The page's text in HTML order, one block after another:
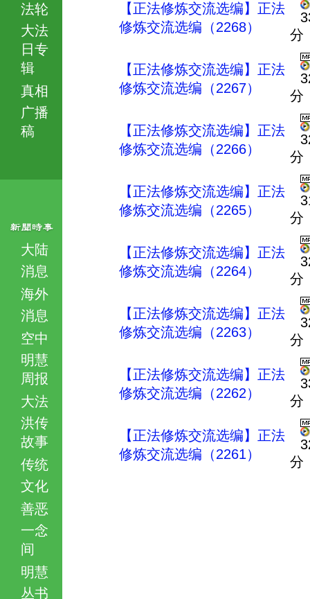
法轮
大法
日专
辑
真相
广播
稿
大陆
消息
海外
消息
空中
明慧
周报
大法
洪传
故事
传统
文化
善恶
一念
间
明慧
丛书
【正法修炼交流选编】正法
修炼交流选编（2268）
分
【正法修炼交流选编】正法
修炼交流选编（2267）
分
【正法修炼交流选编】正法
修炼交流选编（2266）
分
【正法修炼交流选编】正法
修炼交流选编（2265）
分
【正法修炼交流选编】正法
修炼交流选编（2264）
分
【正法修炼交流选编】正法
修炼交流选编（2263）
分
【正法修炼交流选编】正法
修炼交流选编（2262）
分
【正法修炼交流选编】正法
修炼交流选编（2261）
分